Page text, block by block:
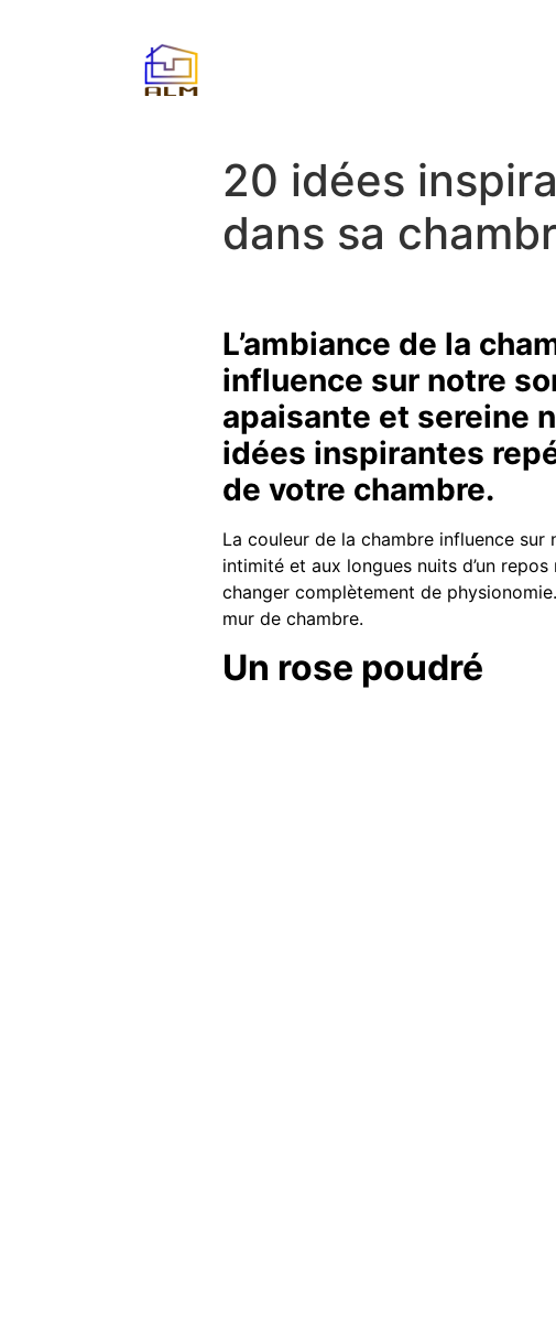
20 idées
dans sa
L’ambiance de la
influence sur notre
apaisante et sereine
idées inspirantes
de votre chambre.
La couleur de la chambre influence
intimité et aux longues nuits d’un
changer complètement de
mur de chambre.
Un rose poudré